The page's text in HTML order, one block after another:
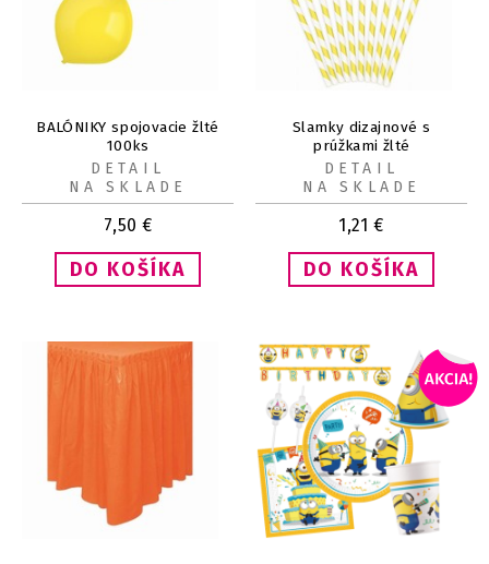
BALÓNIKY spojovacie žlté
100ks
7,50 €
DETAIL
NA SKLADE
Slamky dizajnové s
prúžkami žlté
1,21 €
DETAIL
NA SKLADE